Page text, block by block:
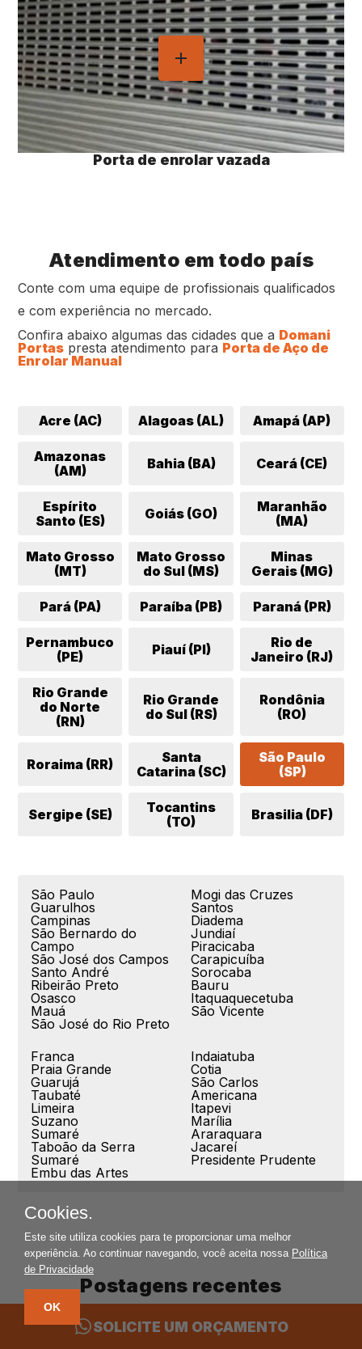
SOLICITE UM ORÇAMENTO
Porta de enrolar vazada
Atendimento em todo país
Conte com uma equipe de profissionais qualificados
e com experiência no mercado.
Confira abaixo algumas das cidades que a Domani
Portas presta atendimento para Porta de Aço de
Enrolar Manual
Acre (AC) Alagoas (AL) Amapá (AP)
Amazonas
(AM)
Bahia (BA) Ceará (CE)
Espírito
Santo (ES)
Goiás (GO)
Maranhão
(MA)
Mato Grosso
(MT)
Mato Grosso
do Sul (MS)
Minas
Gerais (MG)
Pará (PA) Paraíba (PB) Paraná (PR)
Pernambuco
(PE)
Piauí (PI)
Rio de
Janeiro (RJ)
Rio Grande
do Norte
(RN)
Rio Grande
do Sul (RS)
Rondônia
(RO)
Roraima (RR)
Santa
Catarina (SC)
São Paulo
(SP)
Sergipe (SE)
Tocantins
(TO)
Brasilia (DF)
São Paulo
Guarulhos
Campinas
São Bernardo do
Campo
São José dos Campos
Santo André
Ribeirão Preto
Osasco
Mauá
São José do Rio Preto
Mogi das Cruzes
Santos
Diadema
Jundiaí
Piracicaba
Carapicuíba
Sorocaba
Bauru
Itaquaquecetuba
São Vicente
Franca
Praia Grande
Guarujá
Taubaté
Limeira
Suzano
Sumaré
Taboão da Serra
Sumaré
Embu das Artes
Indaiatuba
Cotia
São Carlos
Americana
Itapevi
Marília
Araraquara
Jacareí
Presidente Prudente
Postagens recentes
Cookies.
Este site utiliza cookies para te proporcionar uma melhor
experiência. Ao continuar navegando, você aceita nossa Política
de Privacidade
OK